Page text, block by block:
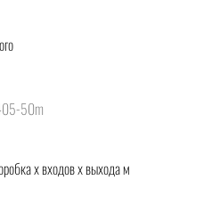
х входов х выхода м